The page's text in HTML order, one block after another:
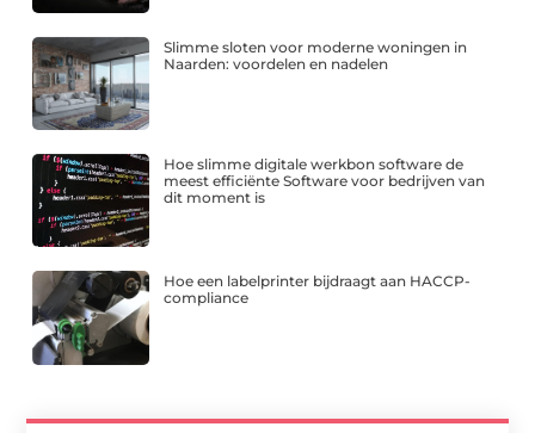
Slimme sloten voor moderne woningen in
Naarden: voordelen en nadelen
Hoe slimme digitale werkbon software de
meest efficiënte Software voor bedrijven van
dit moment is
Hoe een labelprinter bijdraagt aan HACCP-
compliance